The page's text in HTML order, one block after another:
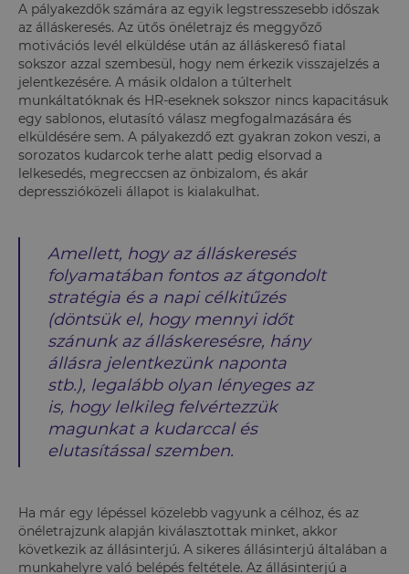
A pályakezdők számára az egyik legstresszesebb időszak
az álláskeresés. Az ütős önéletrajz és meggyőző
motivációs levél elküldése után az álláskereső fiatal
sokszor azzal szembesül, hogy nem érkezik visszajelzés a
jelentkezésére. A másik oldalon a túlterhelt
munkáltatóknak és HR-eseknek sokszor nincs kapacitásuk
egy sablonos, elutasító válasz megfogalmazására és
elküldésére sem. A pályakezdő ezt gyakran zokon veszi, a
sorozatos kudarcok terhe alatt pedig elsorvad a
lelkesedés, megreccsen az önbizalom, és akár
depresszióközeli állapot is kialakulhat.
Amellett, hogy az álláskeresés
folyamatában fontos az átgondolt
stratégia és a napi célkitűzés
(döntsük el, hogy mennyi időt
szánunk az álláskeresésre, hány
állásra jelentkezünk naponta
stb.), legalább olyan lényeges az
is, hogy lelkileg felvértezzük
magunkat a kudarccal és
elutasítással szemben.
Ha már egy lépéssel közelebb vagyunk a célhoz, és az
önéletrajzunk alapján kiválasztottak minket, akkor
következik az állásinterjú. A sikeres állásinterjú általában a
munkahelyre való belépés feltétele. Az állásinterjú a